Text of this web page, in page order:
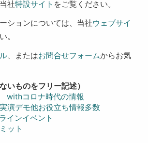
社特設サイト をご覧ください。
ションについては、当社ウェブサイ
。
、またはお問合せフォームからお気
いものをフリー記述）
withコロナ時代の情報
演デモ他お役立ち情報多数
インイベント
ット